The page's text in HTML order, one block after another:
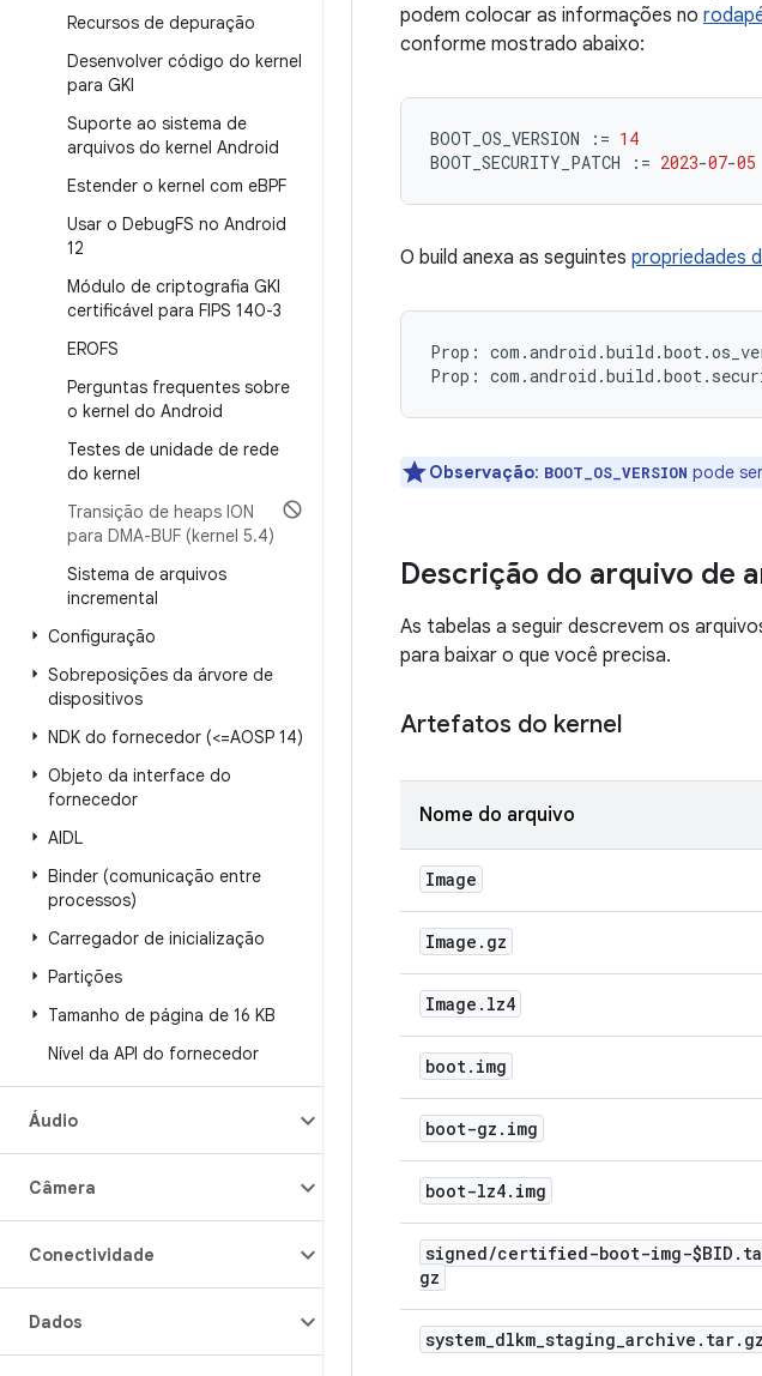
Recursos de depuração
Desenvolver código do kernel
para GKI
Suporte ao sistema de
arquivos do kernel Android
Estender o kernel com eBPF
Usar o DebugFS no Android
12
Módulo de criptografia GKI
certificável para FIPS 140-3
EROFS
Perguntas frequentes sobre
o kernel do Android
Testes de unidade de rede
do kernel
Transição de heaps ION
para DMA-BUF (kernel 5.4)
Sistema de arquivos
incremental
Configuração
Sobreposições da árvore de
dispositivos
NDK do fornecedor (<=AOSP 14)
Objeto da interface do
fornecedor
AIDL
Binder (comunicação entre
processos)
Carregador de inicialização
Partições
Tamanho de página de 16 KB
Nível da API do fornecedor
Áudio
Câmera
Conectividade
Dados
podem colocar as informações no
conforme mostrado abaixo:
BOOT_OS_VERSION := 14
BOOT_SECURITY_PATCH
:= 2023-07-05
O build anexa as seguintes propriedades
Prop:
Observação: BOOT_OS_VERSION pode
Descrição do arquivo de
As tabelas a seguir descrevem os
para baixar o que você precisa.
Artefatos do kernel
Nome do arquivo
Image
Image . gz
Image . lz4
boot. img
boot-gz . img
boot-lz4. img
signed/certified-boot-img-$BID .
gz
system_dlkm_staging_archive . tar. gz